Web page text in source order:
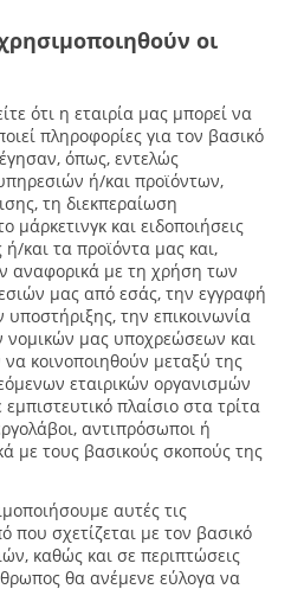
οι
ότι η εταιρία μας μπορεί να
πληροφορίες για τον βασικό
όπως, εντελώς
ή/και προϊόντων,
τη διεκπεραίωση
και ειδοποιήσεις
ή/και τα προϊόντα μας και,
αναφορικά με τη χρήση των
μας από εσάς, την εγγραφή
υποστήριξης, την επικοινωνία
μας υποχρεώσεων και
κοινοποιηθούν μεταξύ της
εταιρικών οργανισμών
πλαίσιο στα τρίτα
αντιπρόσωποι ή
με τους βασικούς σκοπούς της
αυτές τις
που σχετίζεται με τον βασικό
καθώς και σε περιπτώσεις
θα ανέμενε εύλογα να